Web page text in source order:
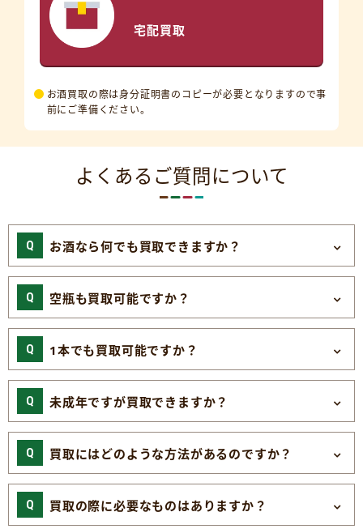
宅配買取
お酒買取の際は身分証明書のコピーが必要となりますので事
前にご準備ください。
よくあるご質問について
お酒なら何でも買取できますか？
空瓶も買取可能ですか？
1本でも買取可能ですか？
未成年ですが買取できますか？
買取にはどのような方法があるのですか？
買取の際に必要なものはありますか？